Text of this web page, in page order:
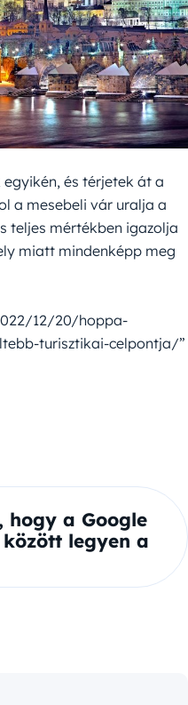
és térjetek át a
a mesebeli vár uralja a
teljes mértékben igazolja
miatt mindenképp meg
12/20/hoppa-
turisztikai-celpontja/”
a Google
legyen a